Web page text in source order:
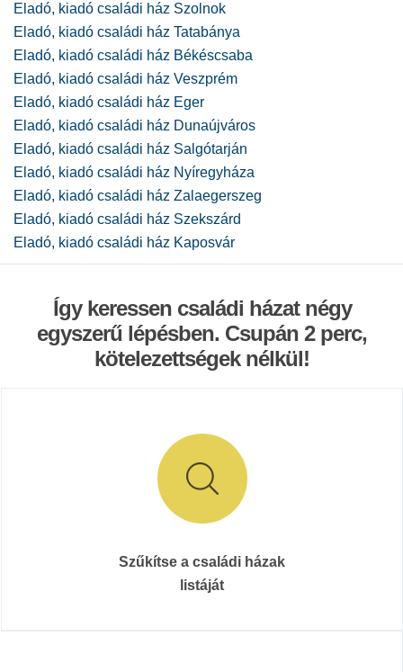
Eladó, kiadó családi ház Szolnok
Eladó, kiadó családi ház Tatabánya
Eladó, kiadó családi ház Békéscsaba
Eladó, kiadó családi ház Veszprém
Eladó, kiadó családi ház Eger
Eladó, kiadó családi ház Dunaújváros
Eladó, kiadó családi ház Salgótarján
Eladó, kiadó családi ház Nyíregyháza
Eladó, kiadó családi ház Zalaegerszeg
Eladó, kiadó családi ház Szekszárd
Eladó, kiadó családi ház Kaposvár
Így keressen családi házat négy
egyszerű lépésben. Csupán 2 perc,
kötelezettségek nélkül!
Szűkítse a családi házak
listáját